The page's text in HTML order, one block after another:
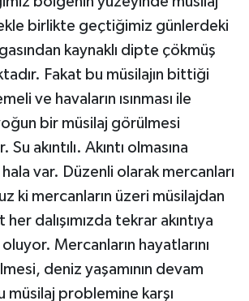
birlikte geçtiğimiz günlerdeki
kaynaklı dipte çökmüş
Fakat bu müsilajın bittiği
ve havaların ısınması ile
bir müsilaj görülmesi
akıntılı. Akıntı olmasına
var. Düzenli olarak mercanları
ki mercanların üzeri müsilajdan
dalışımızda tekrar akıntıya
Mercanların hayatlarını
deniz yaşamının devam
müsilaj problemine karşı